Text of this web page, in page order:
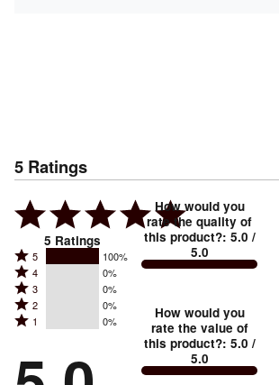
5 Ratings
5 Ratings
Rated
5
stars
by
of
reviewers
5 100%
Rated
4
stars
by
of
4 0%
Rated
3
stars
0%
3 0%
Rated
2
by
2 0%
Rated
stars
1 0%
How would you
rate the quality of
this product?: 5.0 /
5.0
How would you
rate the value of
this product?: 5.0 /
5.0